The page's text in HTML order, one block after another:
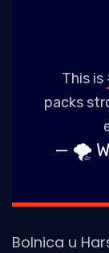
This is
packs
— 🌪️
Bolnica u